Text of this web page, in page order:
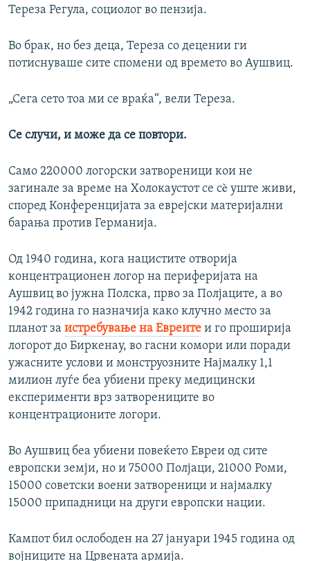
Тереза Регула, социолог во пензија.
Во брак, но без деца, Тереза со децении ги
потиснуваше сите спомени од времето во Аушвиц.
„Сега сето тоа ми се враќа“, вели Тереза.
Се случи, и може да се повтори.
Само 220000 логорски затвореници кои не
загинале за време на Холокаустот се сè уште живи,
според Конференцијата за еврејски материјални
барања против Германија.
Од 1940 година, кога нацистите отворија
концентрационен логор на периферијата на
Аушвиц во јужна Полска, прво за Полјаците, а во
1942 година го назначија како клучно место за
планот за истребување на Евреите и го проширија
логорот до Биркенау, во гасни комори или поради
ужасните услови и монструозните Најмалку 1,1
милион луѓе беа убиени преку медицински
експерименти врз затворениците во
концентрационите логори.
Во Аушвиц беа убиени повеќето Евреи од сите
европски земји, но и 75000 Полјаци, 21000 Роми,
15000 советски воени затвореници и најмалку
15000 припадници на други европски нации.
Кампот бил ослободен на 27 јануари 1945 година од
војниците на Црвената армија.